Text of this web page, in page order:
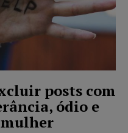
posts com
ódio e